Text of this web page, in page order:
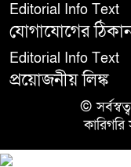
Editorial Info Text
যোগাযোগের
Editorial Info Text
প্রয়োজনীয় লিঙ্ক
©